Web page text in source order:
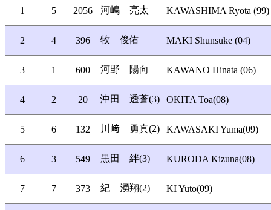
1 5 2056 河嶋 亮太 KAWASHIMA Ryota (99)
2 4 396 牧 俊佑 MAKI Shunsuke (04)
3 1 600 河野 陽向 KAWANO Hinata (06)
4 2 20 沖田 透蒼(3) OKITA Toa(08)
5 6 132 川﨑 勇真(2) KAWASAKI Yuma(09)
6 3 549 黒田 絆(3) KURODA Kizuna(08)
7 7 373 紀 湧翔(2) KI Yuto(09)